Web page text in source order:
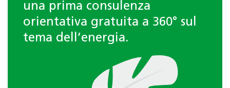
una prima consulenza
orientativa gratuita a 360° sul
tema dell’energia.